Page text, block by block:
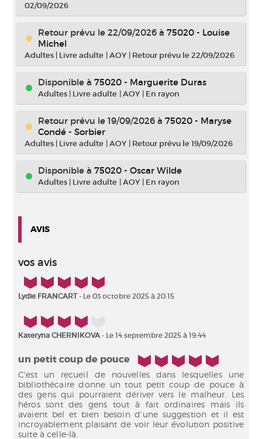
02/09/2026
Retour prévu le 22/09/2026 à 75020 - Louise
Michel
Adultes | Livre adulte |AOY | Retour prévu le 22/09/2026
Disponible à 75020 - Marguerite Duras
Adultes | Livre adulte |AOY | En rayon
Retour prévu le 19/09/2026 à 75020 - Maryse
Condé - Sorbier
Adultes | Livre adulte |AOY | Retour prévu le 19/09/2026
Disponible à 75020 - Oscar Wilde
Adultes | Livre adulte |AOY | En rayon
AVIS
vos avis
5/5
Lydie FRANCART- Le 03 octobre 2025 à 20:15
4/5
Kateryna CHERNIKOVA- Le 14 septembre 2025 à 19:44
un petit coup de pouce 5/5
C'est un recueil de nouvelles dans lesquelles une
bibliothécaire donne un tout petit coup de pouce à
des gens qui pourraient dériver vers le malheur. Les
héros sont des gens tout à fait ordinaires mais ils
avaient bel et bien besoin d'une suggestion et il est
incroyablement plaisant de voir leur évolution positive
suite à celle-là.